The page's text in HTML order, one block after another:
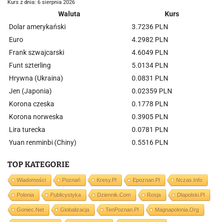
Kurs z dnia: 6 sierpnia 2026
Waluta
Kurs
Dolar amerykański
3.7236 PLN
Euro
4.2982 PLN
Frank szwajcarski
4.6049 PLN
Funt szterling
5.0134 PLN
Hrywna (Ukraina)
0.0831 PLN
Jen (Japonia)
0.02359 PLN
Korona czeska
0.1778 PLN
Korona norweska
0.3905 PLN
Lira turecka
0.0781 PLN
Yuan renminbi (Chiny)
0.5516 PLN
TOP KATEGORIE
Wiadomości Poznań Kresy.pl Epoznan.pl Nczas.info
Polonia Publicystyka Dziennik.com Rosja Dlapolski.pl
Goniec.net Globalizacja TenPoznan.pl Magnapolonia.org